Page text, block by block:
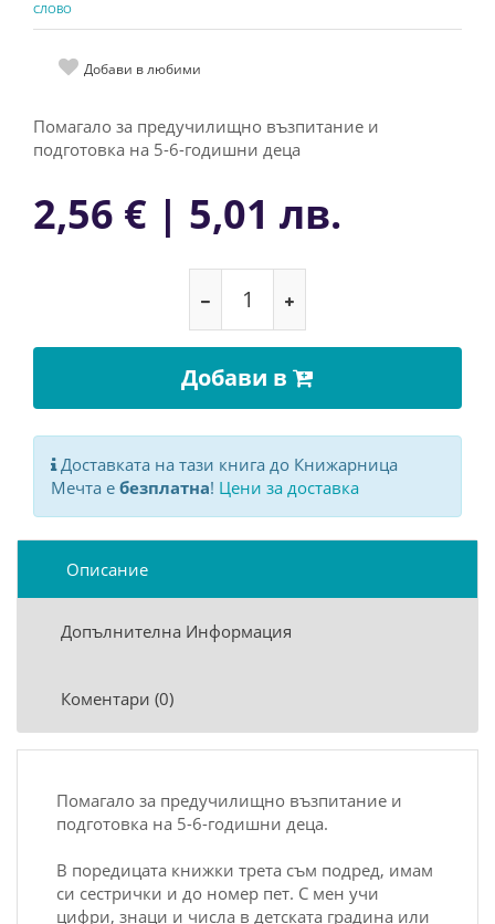
СЛОВО
Добави в любими
Помагало за предучилищно възпитание и
подготовка на 5-6-годишни деца
2,56 € | 5,01 лв.
Добави в
Доставката на тази книга до Книжарница
Мечта е безплатна! Цени за доставка
Описание
Допълнителна Информация
Коментари (0)
Помагало за предучилищно възпитание и
подготовка на 5-6-годишни деца.
В поредицата книжки трета съм подред, имам
си сестрички и до номер пет. С мен учи
цифри, знаци и числа в детската градина или